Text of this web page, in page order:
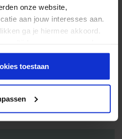
onze website,
aan jouw interesses aan.
ga je hiermee akkoord.
beleid.
toestaan